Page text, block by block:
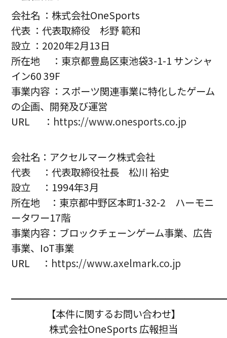
会社名 ：株式会社OneSports
代表 ：代表取締役 杉野 範和
設立 ：2020年2月13日
所在地 ：東京都豊島区東池袋3-1-1 サンシャ
イン60 39F
事業内容 ：スポーツ関連事業に特化したゲーム
の企画、開発及び運営
URL ： https://www.onesports.co.jp
会社名：アクセルマーク株式会社
代表 ：代表取締役社長 松川 裕史
設立 ：1994年3月
所在地 ：東京都中野区本町1-32-2 ハーモニ
ータワー17階
事業内容：ブロックチェーンゲーム事業、広告
事業、IoT事業
URL ： https://www.axelmark.co.jp
【本件に関するお問い合わせ】
株式会社OneSports 広報担当